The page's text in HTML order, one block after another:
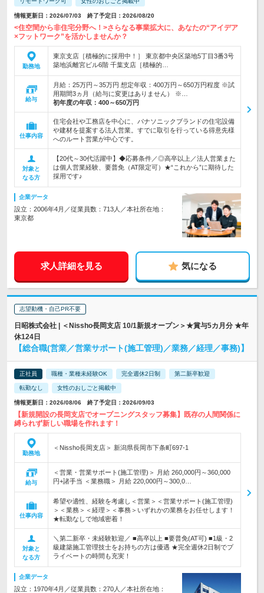
情報更新日：2026/07/03 終了予定日：2026/08/20
<住空間から非住宅分野へ！>さらなる事業拡大に、あなたの“アイデア
×フットワーク”を活かしませんか？
勤務地
東京支店［積極的に採用中！］ 東京都中央区築地5丁目3番3号
築地浜離宮ビル6階 千葉支店［積極的…
給与
月給：25万円～35万円 想定年収：400万円～650万円程度 ※試
用期間3ヵ月（給与に変更はありません） ※…
初年度の年収： 400～650万円
仕事内容
住宅会社や工務店を中心に、パナソニックブランドの住宅設備
や建材を提案する法人営業。すでに取引を行っている得意先様
へのルート営業が中心です。
対象と
なる方
【20代～30代活躍中】◆応募条件／◎高卒以上／法人営業また
は個人営業経験、要普免（AT限定可）★“これから”に期待した
採用です♪
企業データ
設立：2006年4月／従業員数：713人／本社所在地：
東京都
求人詳細を見る 気になる
志望動機・自己PR不要
日昭株式会社 | ＜Nissho長岡支店 10/1新規オープン＞★賞与5カ月分 ★年
休124日
【総合職(営業／営業サポート(施工管理)／業務／経理／事務)】
正社員 職種・業種未経験OK 完全週休2日制 第二新卒歓迎
転勤なし 女性のおしごと掲載中
情報更新日：2026/08/06 終了予定日：2026/09/03
【新規開設の長岡支店でオープニングスタッフ募集】既存の人間関係に
縛られず新しい職場を作れます！
勤務地
＜Nissho長岡支店＞ 新潟県長岡市下条町697-1
給与
＜営業・営業サポート(施工管理)＞ 月給 260,000円～360,000
円+諸手当 ＜業務職＞ 月給 220,000円～300,0…
仕事内容
希望や適性、経験を考慮し＜営業＞＜営業サポート(施工管理)
＞＜業務＞＜経理＞＜事務＞いずれかの業務をお任せします！
★転勤なしで地域密着！
対象と
なる方
＼第二新卒・未経験歓迎／ ■高卒以上 ■要普免(AT可) ■1級・2
級建築施工管理技士をお持ちの方は優遇 ★完全週休2日制でプ
ライベートの時間も充実！
企業データ
設立：1970年4月／従業員数：270人／本社所在地：